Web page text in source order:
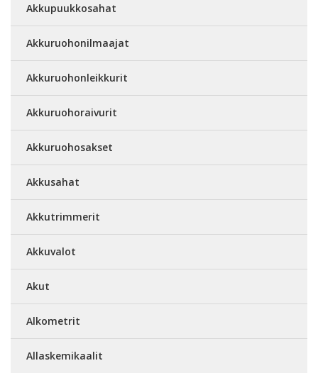
Akkupuukkosahat
Akkuruohonilmaajat
Akkuruohonleikkurit
Akkuruohoraivurit
Akkuruohosakset
Akkusahat
Akkutrimmerit
Akkuvalot
Akut
Alkometrit
Allaskemikaalit